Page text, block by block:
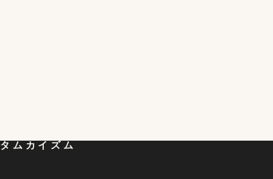
タムカイズム